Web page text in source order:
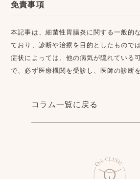
免責事項
本記事は、細菌性胃腸炎に関する一般的
ており、診断や治療を目的としたもので
症状によっては、他の病気が隠れている
で、必ず医療機関を受診し、医師の診断
コラム一覧に戻る